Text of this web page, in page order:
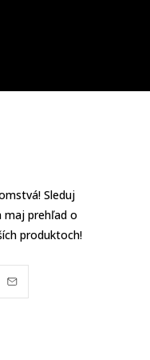
Sleduj
maj prehľad o
produktoch!